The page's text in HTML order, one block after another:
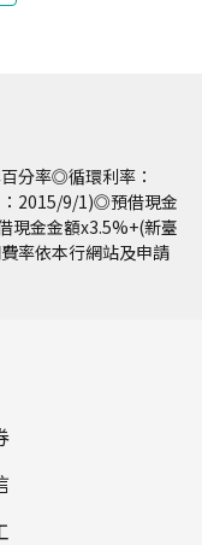
分率◎循環利率：
2015/9/1)◎預借現金
現金金額x3.5%+(新臺
率依本行網站及申請